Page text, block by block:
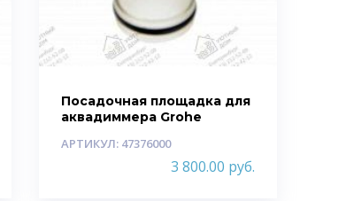
Посадочная площадка для
аквадиммера Grohe
АРТИКУЛ: 47376000
3 800.00 руб.